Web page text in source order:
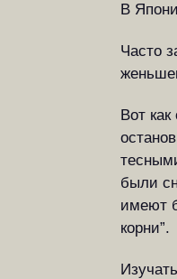
В
Часто
Вот
были
имеют
корни”.